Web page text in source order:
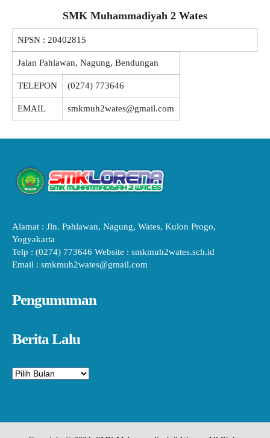
SMK Muhammadiyah 2 Wates
NPSN : 20402815
Jalan Pahlawan, Nagung, Bendungan
TELEPON (0274) 773646
EMAIL smkmuh2wates@gmail.com
Alamat : Jln. Pahlawan, Nagung, Wates, Kulon Progo,
Yogyakarta
Telp : (0274) 773646 Website : smkmuh2wates.sch.id
Email : smkmuh2wates@gmail.com
Pengumuman
Berita Lalu
Arsip